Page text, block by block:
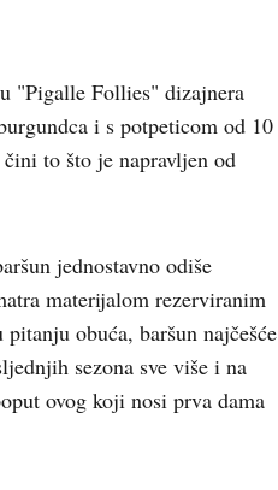
"Pigalle Follies" dizajnera
i s potpeticom od 10
to što je napravljen od
jednostavno odiše
materijalom rezerviranim
obuća, baršun najčešće
sezona sve više i na
ovog koji nosi prva dama